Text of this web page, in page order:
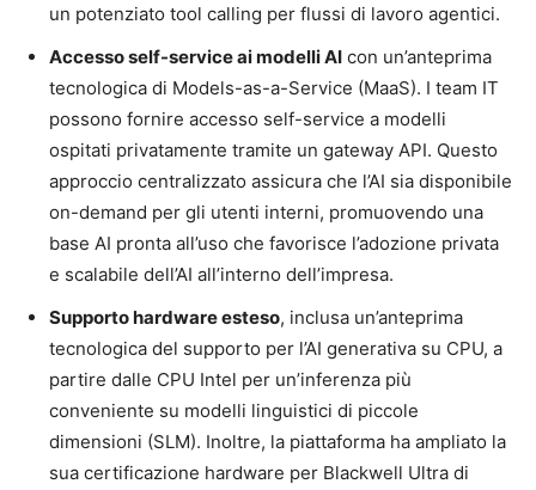
un potenziato tool calling per flussi di lavoro agentici.
Accesso self-service ai modelli AI con un’anteprima
tecnologica di Models-as-a-Service (MaaS). I team IT
possono fornire accesso self-service a modelli
ospitati privatamente tramite un gateway API. Questo
approccio centralizzato assicura che l’AI sia disponibile
on-demand per gli utenti interni, promuovendo una
base AI pronta all’uso che favorisce l’adozione privata
e scalabile dell’AI all’interno dell’impresa.
Supporto hardware esteso, inclusa un’anteprima
tecnologica del supporto per l’AI generativa su CPU, a
partire dalle CPU Intel per un’inferenza più
conveniente su modelli linguistici di piccole
dimensioni (SLM). Inoltre, la piattaforma ha ampliato la
sua certificazione hardware per Blackwell Ultra di